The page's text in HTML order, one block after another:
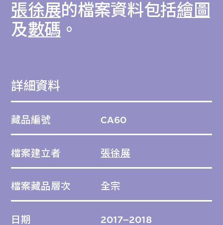
記錄作品的佈景設定和老鼠的舞蹈動作，反映
張徐展的創作意念。在M+藏品中，可以找到
相關的作品：2020.285。
格的國際標準保存、編排和描述此檔案。檔案
站。
按時序編排，數碼藏品維持原有順序。
張徐展的檔案資料包括繪圖
及數碼 。
詳細資料
藏品編號 CA60
檔案建立者 張徐展
檔案藏品層次 全宗
日期 2017–2018